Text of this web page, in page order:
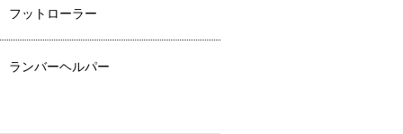
フットローラー
ランバーヘルパー